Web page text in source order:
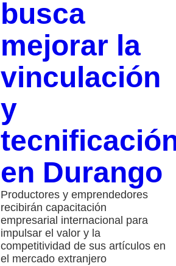
busca
mejorar la
vinculación
y
en Durango
Productores y emprendedores
recibirán capacitación
empresarial internacional para
impulsar el valor y la
competitividad de sus artículos en
el mercado extranjero